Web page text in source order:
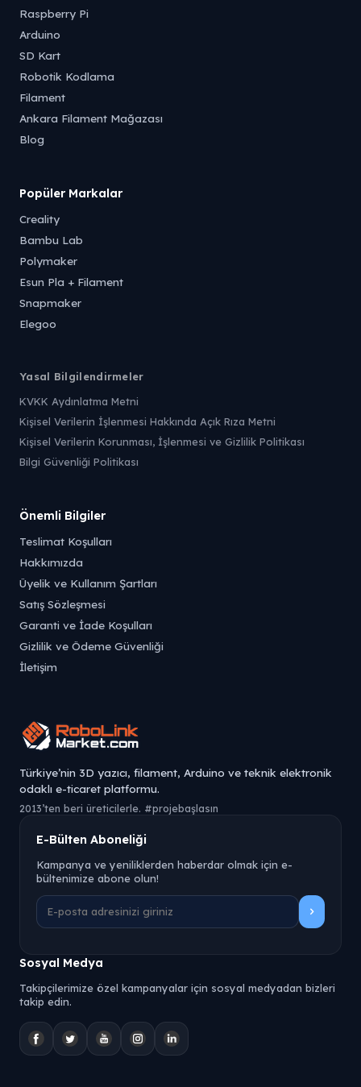
Raspberry Pi
Arduino
SD Kart
Robotik Kodlama
Filament
Ankara Filament Mağazası
Blog
Popüler Markalar
Creality
Bambu Lab
Polymaker
Esun Pla + Filament
Snapmaker
Elegoo
Yasal Bilgilendirmeler
KVKK Aydınlatma Metni
Kişisel Verilerin İşlenmesi Hakkında Açık Rıza Metni
Kişisel Verilerin Korunması, İşlenmesi ve Gizlilik Politikası
Bilgi Güvenliği Politikası
Önemli Bilgiler
Teslimat Koşulları
Hakkımızda
Üyelik ve Kullanım Şartları
Satış Sözleşmesi
Garanti ve İade Koşulları
Gizlilik ve Ödeme Güvenliği
İletişim
Türkiye’nin 3D yazıcı, filament, Arduino ve teknik elektronik
odaklı e-ticaret platformu.
2013’ten beri üreticilerle. #projebaşlasın
E-Bülten Aboneliği
Kampanya ve yeniliklerden haberdar olmak için e-
bültenimize abone olun!
Sosyal Medya
Takipçilerimize özel kampanyalar için sosyal medyadan bizleri
takip edin.